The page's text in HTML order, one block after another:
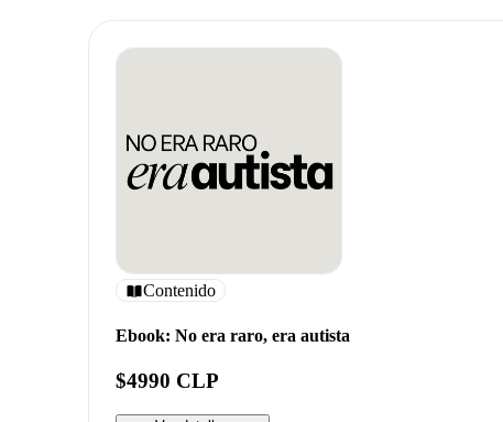
Contenido
Ebook: No era raro, era autista
$4990 CLP